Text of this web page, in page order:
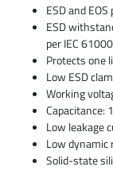
ESD and
ESD
per IEC
Protects one
Low ESD
Working
Capacitance:
Low leakage
Low dynamic
Solid-state